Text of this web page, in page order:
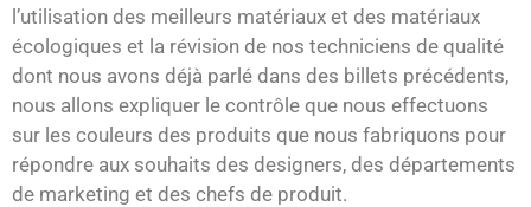
l’utilisation des meilleurs matériaux et des matériaux
écologiques et la révision de nos techniciens de qualité
dont nous avons déjà parlé dans des billets précédents,
nous allons expliquer le contrôle que nous effectuons
sur les couleurs des produits que nous fabriquons pour
répondre aux souhaits des designers, des départements
de marketing et des chefs de produit.